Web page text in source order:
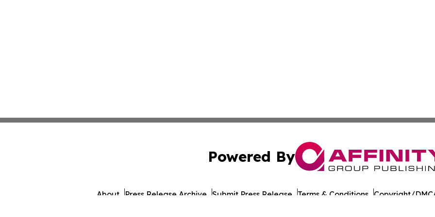
Powered By
About Press Release Archive Submit Press Release Terms & Conditions Copyright/